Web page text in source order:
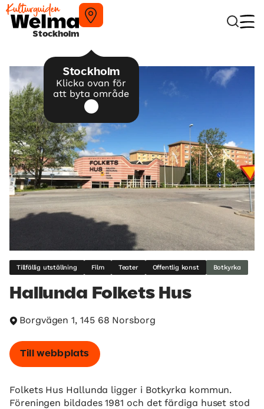
Stockholm
Stockholm
Klicka ovan för
att byta område
Tillfällig utställning Film Teater Offentlig konst Botkyrka
Hallunda Folkets Hus
Borgvägen 1, 145 68 Norsborg
Till webbplats
Folkets Hus Hallunda ligger i Botkyrka kommun.
Föreningen bildades 1981 och det färdiga huset stod